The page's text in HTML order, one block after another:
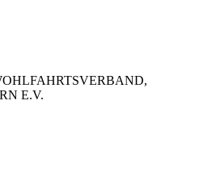
E.V.